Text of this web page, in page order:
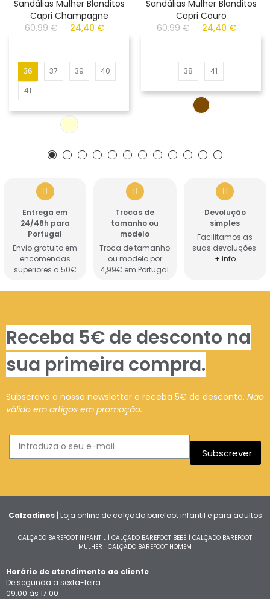
Sandálias Mulher Blanditos
Capri Champagne
60,99 €
24,40 €
36 37 39
40
41
Sandálias Mulher Blanditos
Capri Couro
60,99 €
24,40 €
38 41
Entrega em
24/48h para
Portugal
Envio gratuito em
encomendas
superiores a 50€
Trocas de
tamanho ou
modelo
Troca de tamanho
ou modelo por
4,99€ em Portugal
Devolução
simples
Facilitamos as
suas devoluções.
+ info
Receba 5€ de desconto na
sua primeira compra.
Subscreva a nossa newsletter e receba 5€ de desconto. Não
válido em artigos em promoção.
Subscrever
Calzadinos| Loja online de calçado barefoot infantil e para adultos
CALÇADO BAREFOOT INFANTIL | CALÇADO BAREFOOT BEBÉ | CALÇADO BAREFOOT
MULHER | CALÇADO BAREFOOT HOMEM
Horário de atendimento ao cliente
De segunda a sexta-feira
09:00 às 17:00